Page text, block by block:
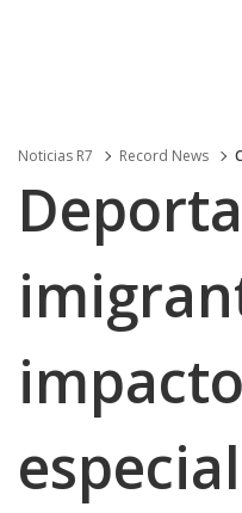
Noticias R7 Record News